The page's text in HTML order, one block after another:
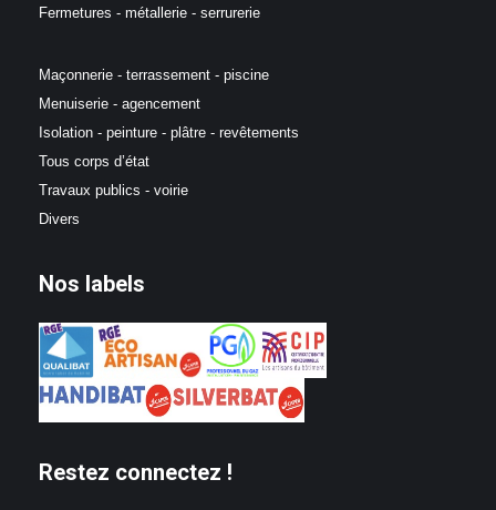
Fermetures - métallerie - serrurerie
Maçonnerie - terrassement - piscine
Menuiserie - agencement
Isolation - peinture - plâtre - revêtements
Tous corps d’état
Travaux publics - voirie
Divers
Nos labels
Restez connectez !